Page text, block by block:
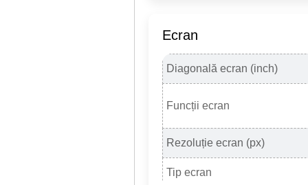
Ecran
Diagonală ecran (inch)
Funcții ecran
Rezoluție ecran (px)
Tip ecran